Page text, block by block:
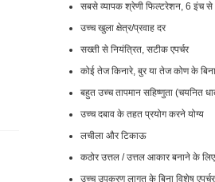
सबसे व्यापक श्रेणी फिल्टरेशन, 6 इंच से
उच्च खुला क्षेत्र/प्रवाह दर
सख्ती से नियंत्रित, सटीक एपर्चर
कोई तेज किनारे, बुर या तेज कोण के
बहुत उच्च तापमान सहिष्णुता (चयनित
उच्च दबाव के तहत प्रयोग करने योग्य
लचीला और टिकाऊ
कठोर उत्तल / उत्तल आकार बनाने के
उच्च उपकरण लागत के बिना विशेष